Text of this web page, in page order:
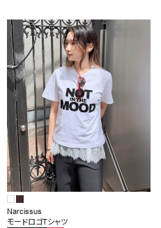
Narcissus
モードロゴTシャツ